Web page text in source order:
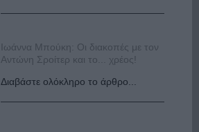
Ιωάννα Μπούκη: Οι διακοπές με τον
Αντώνη Σροίτερ και το... χρέος!
Διαβάστε ολόκληρο το άρθρο...